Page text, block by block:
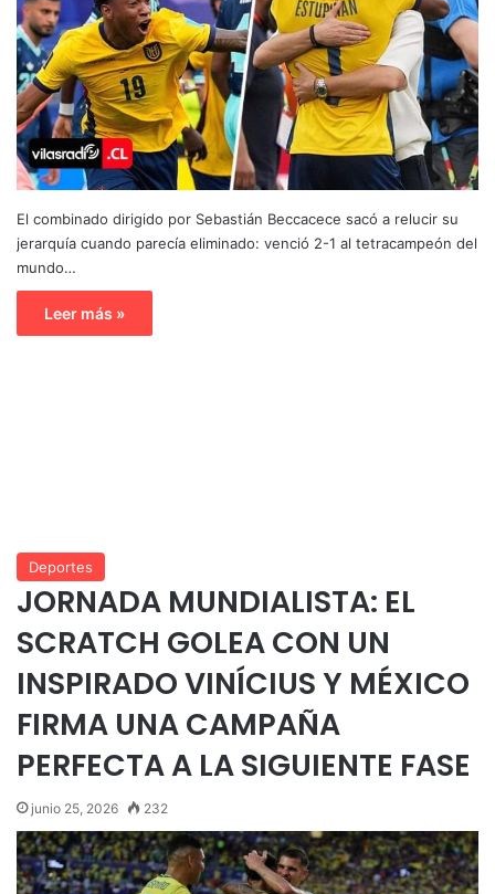
El combinado dirigido por Sebastián Beccacece sacó a relucir su
jerarquía cuando parecía eliminado: venció 2-1 al tetracampeón del
mundo…
Leer más »
Deportes
JORNADA MUNDIALISTA: EL
SCRATCH GOLEA CON UN
INSPIRADO VINÍCIUS Y MÉXICO
FIRMA UNA CAMPAÑA
PERFECTA A LA SIGUIENTE FASE
junio 25, 2026 232